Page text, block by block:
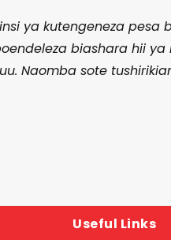
ya kutengeneza pesa
biashara hii ya
Naomba sote
Useful Links